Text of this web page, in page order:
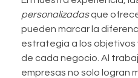
personalizadasque
pueden marcar la
estrategia a los
de cada negocio. Al
empresas no solo logran